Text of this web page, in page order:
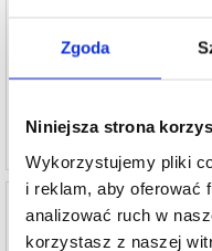
Zgoda
Niniejsza strona
Wykorzystujemy pliki
i reklam, aby oferować
analizować ruch w
korzystasz z naszej